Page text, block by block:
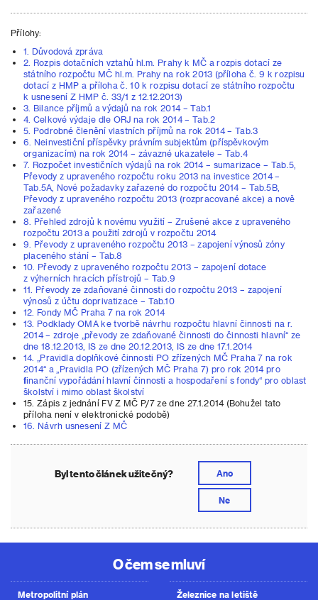
Přílohy:
1. Důvodová zpráva
2. Rozpis dotačních vztahů hl.m. Prahy k MČ a rozpis dotací ze
státního rozpočtu MČ hl.m. Prahy na rok 2013 (příloha č. 9 k rozpisu
dotací z HMP a příloha č. 10 k rozpisu dotací ze státního rozpočtu
k usnesení Z HMP č. 33/1 z 12.12.2013)
3. Bilance příjmů a výdajů na rok 2014 – Tab.1
4. Celkové výdaje dle ORJ na rok 2014 – Tab.2
5. Podrobné členění vlastních příjmů na rok 2014 – Tab.3
6. Neinvestiční příspěvky právním subjektům (příspěvkovým
organizacím) na rok 2014 – závazné ukazatele – Tab.4
7. Rozpočet investičních výdajů na rok 2014 – sumarizace – Tab.5,
Převody z upraveného rozpočtu roku 2013 na investice 2014 –
Tab.5A, Nové požadavky zařazené do rozpočtu 2014 – Tab.5B,
Převody z upraveného rozpočtu 2013 (rozpracované akce) a nově
zařazené
8. Přehled zdrojů k novému využití – Zrušené akce z upraveného
rozpočtu 2013 a použití zdrojů v rozpočtu 2014
9. Převody z upraveného rozpočtu 2013 – zapojení výnosů zóny
placeného stání – Tab.8
10. Převody z upraveného rozpočtu 2013 – zapojení dotace
z výherních hracích přístrojů – Tab.9
11. Převody ze zdaňované činnosti do rozpočtu 2013 – zapojení
výnosů z účtu doprivatizace – Tab.10
12. Fondy MČ Praha 7 na rok 2014
13. Podklady OMA ke tvorbě návrhu rozpočtu hlavní činnosti na r.
2014 – zdroje „převody ze zdaňované činnosti do činnosti hlavní“ ze
dne 18.12.2013, IS ze dne 20.12.2013, IS ze dne 17.1.2014
14. „Pravidla doplňkové činnosti PO zřízených MČ Praha 7 na rok
2014“ a „Pravidla PO (zřízených MČ Praha 7) pro rok 2014 pro
finanční vypořádání hlavní činnosti a hospodaření s fondy“ pro oblast
školství i mimo oblast školství
15. Zápis z jednání FV Z MČ P/7 ze dne 27.1.2014 (Bohužel tato
příloha není v elektronické podobě)
16. Návrh usnesení Z MČ
Byl tento článek užitečný? Ano
Ne
O čem se mluví
Metropolitní plán Železnice na letiště